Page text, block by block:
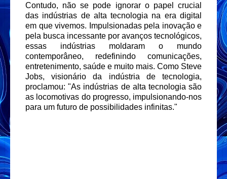
Contudo, não se pode ignorar o papel crucial
das indústrias de alta tecnologia na era digital
em que vivemos. Impulsionadas pela inovação e
pela busca incessante por avanços tecnológicos,
essas indústrias moldaram o mundo
contemporâneo, redefinindo comunicações,
entretenimento, saúde e muito mais. Como Steve
Jobs, visionário da indústria de tecnologia,
proclamou: "As indústrias de alta tecnologia são
as locomotivas do progresso, impulsionando-nos
para um futuro de possibilidades infinitas."